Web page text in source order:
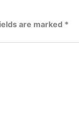
are marked *